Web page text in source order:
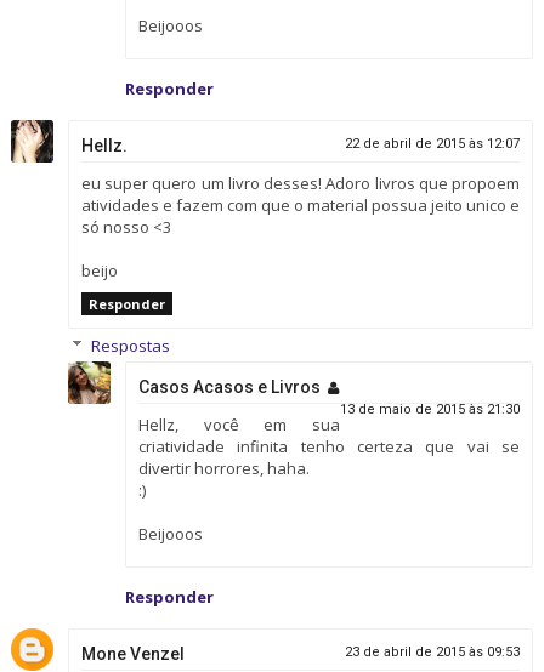
Beijooos
Responder
Hellz. 22 de abril de 2015 às 12:07
eu super quero um livro desses! Adoro livros que propoem
atividades e fazem com que o material possua jeito unico e
só nosso <3
beijo
Responder
Respostas
Casos Acasos e Livros
13 de maio de 2015 às 21:30
Hellz, você em sua
criatividade infinita tenho certeza que vai se
divertir horrores, haha.
:)
Beijooos
Responder
Mone Venzel 23 de abril de 2015 às 09:53